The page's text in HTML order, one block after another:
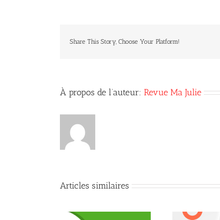
Share This Story, Choose Your Platform!
À propos de l’auteur: Revue Ma Julie
Articles similaires